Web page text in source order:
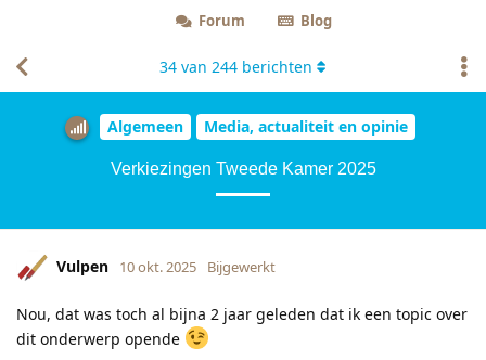
Forum Blog
Algemeen Media, actualiteit en opinie
Verkiezingen Tweede Kamer 2025
34 van 244 berichten
Vulpen 10 okt. 2025 Bijgewerkt
Nou, dat was toch al bijna 2 jaar geleden dat ik een topic over
dit onderwerp opende